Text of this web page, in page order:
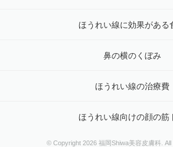
ほうれい線に効果がある
鼻の横のくぼみ
ほうれい線の治療費
ほうれい線向けの顔の筋
© Copyright 2026 福岡Shiwa美容皮膚科. All